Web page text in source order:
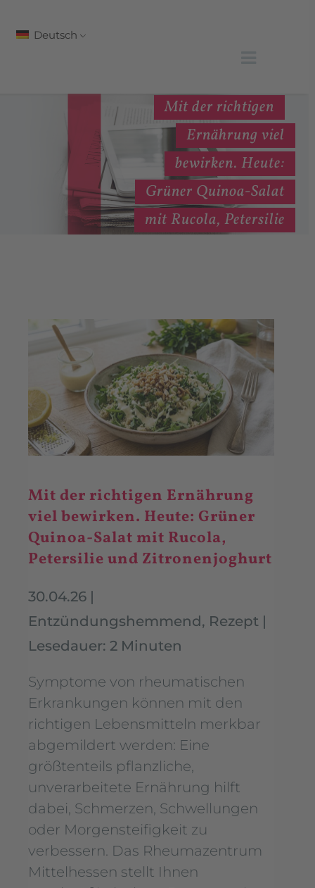
Deutsch
Mit der richtigen
Ernährung viel
bewirken. Heute:
Grüner Quinoa-Salat
mit Rucola, Petersilie
Mit der richtigen Ernährung
viel bewirken. Heute: Grüner
Quinoa-Salat mit Rucola,
Petersilie und Zitronenjoghurt
30.04.26
Entzündungshemmend , Rezept
Lesedauer: 2 Minuten
Symptome von rheumatischen
Erkrankungen können mit den
richtigen Lebensmitteln merkbar
abgemildert werden: Eine
größtenteils pflanzliche,
unverarbeitete Ernährung hilft
dabei, Schmerzen, Schwellungen
oder Morgensteifigkeit zu
verbessern. Das Rheumazentrum
Mittelhessen stellt Ihnen